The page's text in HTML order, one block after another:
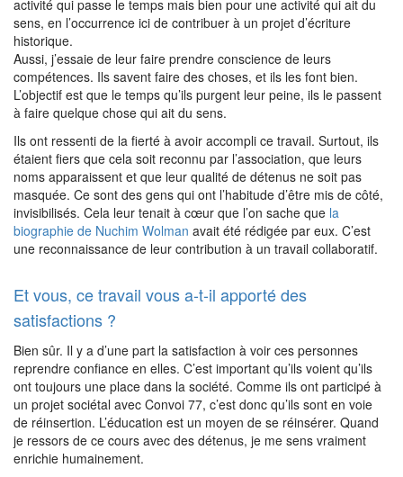
activité qui passe le temps mais bien pour une activité qui ait du
sens, en l’occurrence ici de contribuer à un projet d’écriture
historique.
Aussi, j’essaie de leur faire prendre conscience de leurs
compétences. Ils savent faire des choses, et ils les font bien.
L’objectif est que le temps qu’ils purgent leur peine, ils le passent
à faire quelque chose qui ait du sens.
Ils ont ressenti de la fierté à avoir accompli ce travail. Surtout, ils
étaient fiers que cela soit reconnu par l’association, que leurs
noms apparaissent et que leur qualité de détenus ne soit pas
masquée. Ce sont des gens qui ont l’habitude d’être mis de côté,
invisibilisés. Cela leur tenait à cœur que l’on sache que la
biographie de Nuchim Wolman avait été rédigée par eux. C’est
une reconnaissance de leur contribution à un travail collaboratif.
Et vous, ce travail vous a-t-il apporté des
satisfactions ?
Bien sûr. Il y a d’une part la satisfaction à voir ces personnes
reprendre confiance en elles. C’est important qu’ils voient qu’ils
ont toujours une place dans la société. Comme ils ont participé à
un projet sociétal avec Convoi 77, c’est donc qu’ils sont en voie
de réinsertion. L’éducation est un moyen de se réinsérer. Quand
je ressors de ce cours avec des détenus, je me sens vraiment
enrichie humainement.